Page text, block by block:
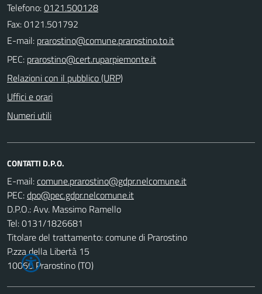
Telefono:0121.500128
Fax: 0121.501792
E-mail:
PEC:
Relazioni con il pubblico (URP)
Uffici e orari
Numeri utili
CONTATTI D.P.O.
E-mail:
PEC:
D.P.O.: Avv. Massimo Ramello
Tel: 0131/1826681
Titolare del trattamento: comune di Prarostino
P.zza della Libertà 15
10060 Prarostino (TO)